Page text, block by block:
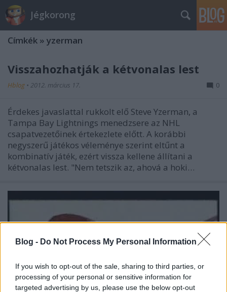
Blog - Do Not Process My Personal Information
If you wish to opt-out of the sale, sharing to third parties, or
processing of your personal or sensitive information for
targeted advertising by us, please use the below opt-out
Jégkorong
Címkék » yzerman
Visszahozhatják a kétvonalas lest
Hblog • 2012. március 17. 0
Érdekes javaslattal rukkolt elő Steve Yzerman, a
Tampa Bay Lightnings menedzsere az NHL
csapatvezetőinek értekezlete előtt. A korábbi
negyszerű játékos véleménye szerint eltűnt a
kombinatív játék, ezért vissza kellene állítani a
kétvonalas lest. "Nem tetszik az, ahová a hoki…